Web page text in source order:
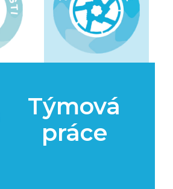
Týmová
práce